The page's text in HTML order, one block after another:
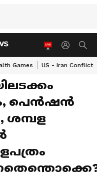
Games US - Iran Conflict
പെന്‍ഷന്‍
ശമ്പള